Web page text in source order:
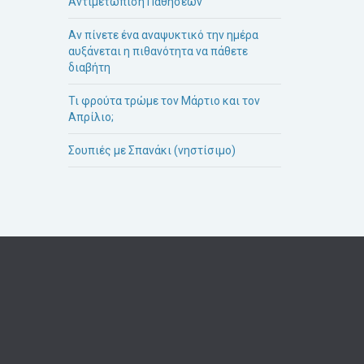
Αν πίνετε ένα αναψυκτικό την ημέρα
αυξάνεται η πιθανότητα να πάθετε
διαβήτη
Τι φρούτα τρώμε τον Μάρτιο και τον
Απρίλιο;
Σουπιές με Σπανάκι (νηστίσιμο)